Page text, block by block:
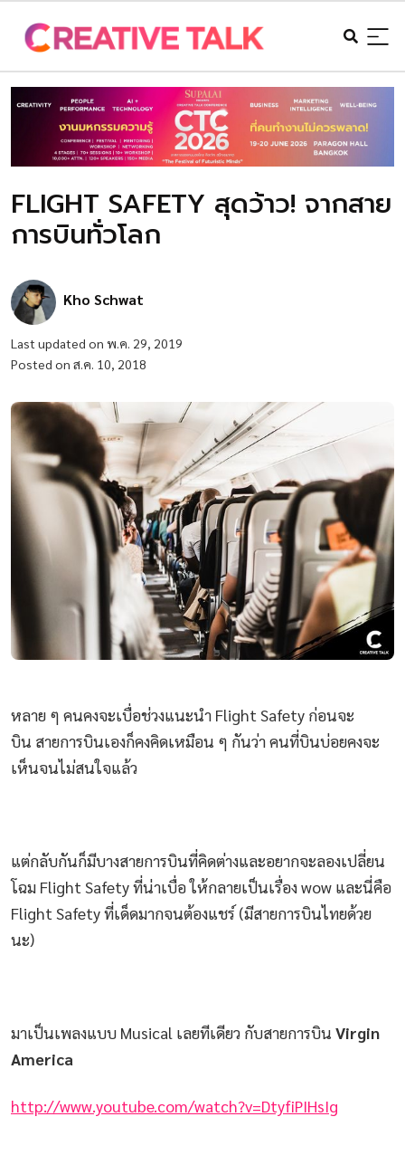
FLIGHT SAFETY สุดว้าว! จากสาย
การบินทั่วโลก
Kho Schwat
Last updated on พ.ค. 29, 2019
Posted on ส.ค. 10, 2018
หลาย ๆ คนคงจะเบื่อช่วงแนะนำ Flight Safety ก่อนจะ
บิน สายการบินเองก็คงคิดเหมือน ๆ กันว่า คนที่บินบ่อยคงจะ
เห็นจนไม่สนใจแล้ว
แต่กลับกันก็มีบางสายการบินที่คิดต่างและอยากจะลองเปลี่ยน
โฉม Flight Safety ที่น่าเบื่อ ให้กลายเป็นเรื่อง wow และนี่คือ
Flight Safety ที่เด็ดมากจนต้องแชร์ (มีสายการบินไทยด้วย
นะ)
มาเป็นเพลงแบบ Musical เลยทีเดียว กับสายการบิน Virgin
America
http://www.youtube.com/watch?v=DtyfiPIHsIg